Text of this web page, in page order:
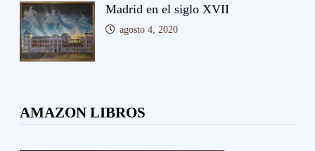
Madrid en el siglo XVII
agosto 4, 2020
AMAZON LIBROS